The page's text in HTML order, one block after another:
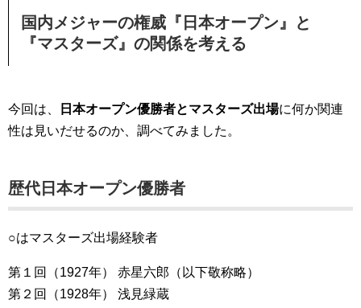
国内メジャーの権威『日本オープン』と
『マスターズ』の関係を考える
今回は、 日本オープン優勝者とマスターズ出場に何か関連
性は見いだせるのか、調べてみました。
歴代日本オープン優勝者
○はマスターズ出場経験者
第１回（1927年） 赤星六郎（以下敬称略）
第２回（1928年） 浅見緑蔵